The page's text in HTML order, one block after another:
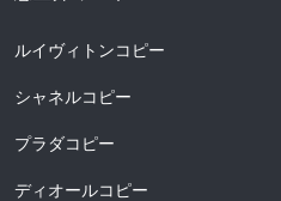
ルイヴィトンコピー
シャネルコピー
プラダコピー
ディオールコピー